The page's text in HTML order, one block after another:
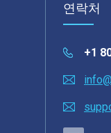
연락처
+1